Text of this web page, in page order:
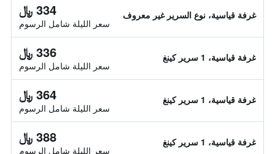
غرفة قياسية، نوع السرير غير معروف 334 ﷼
سعر الليلة شامل الرسوم
غرفة قياسية، 1 سرير كينغ 336 ﷼
سعر الليلة شامل الرسوم
غرفة قياسية، 1 سرير كينغ 364 ﷼
سعر الليلة شامل الرسوم
غرفة قياسية، 1 سرير كينغ 388 ﷼
سعر الليلة شامل الرسوم